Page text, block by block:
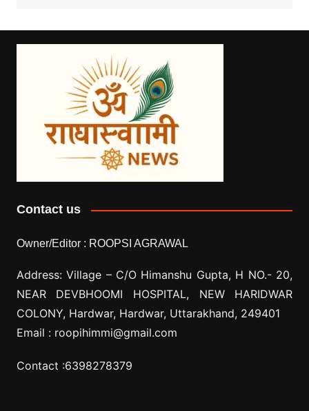
Contact us
Owner/Editor : ROOPSI AGRAWAL
Address: Village – C/O Himanshu Gupta, H NO.- 20,
NEAR DEVBHOOMI HOSPITAL, NEW HARIDWAR
COLONY, Hardwar, Hardwar, Uttarakhand, 249401
Email : roopihimmi@gmail.com
Contact :6398278379